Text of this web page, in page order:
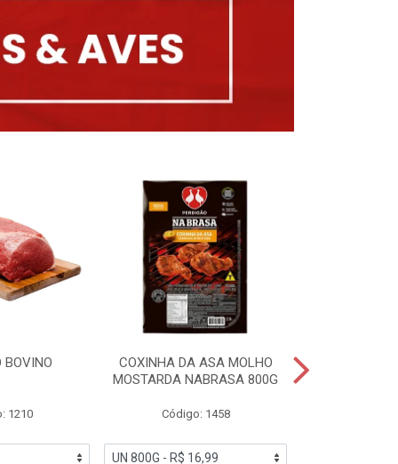
BOVINO
1210
COXINHA DA ASA MOLHO
MOSTARDA NABRASA 800G
Código: 1458